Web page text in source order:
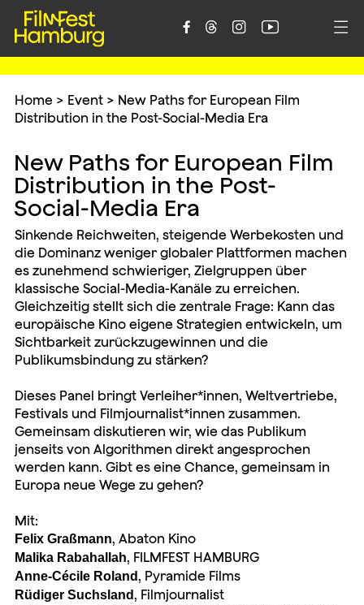
    
Home > Event > New Paths for European Film
Distribution in the Post-Social-Media Era
New Paths for European Film
Distribution in the Post-
Social-Media Era
Sinkende Reichweiten, steigende Werbekosten und
die Dominanz weniger globaler Plattformen machen
es zunehmend schwieriger, Zielgruppen über
klassische Social-Media-Kanäle zu erreichen.
Gleichzeitig stellt sich die zentrale Frage: Kann das
europäische Kino eigene Strategien entwickeln, um
Sichtbarkeit zurückzugewinnen und die
Publikumsbindung zu stärken?
Dieses Panel bringt Verleiher*innen, Weltvertriebe,
Festivals und Filmjournalist*innen zusammen.
Gemeinsam diskutieren wir, wie das Publikum
jenseits von Algorithmen direkt angesprochen
werden kann. Gibt es eine Chance, gemeinsam in
Europa neue Wege zu gehen?
Mit:
Felix Graßmann, Abaton Kino
Malika Rabahallah, FILMFEST HAMBURG
Anne-Cécile Roland, Pyramide Films
Rüdiger Suchsland, Filmjournalist